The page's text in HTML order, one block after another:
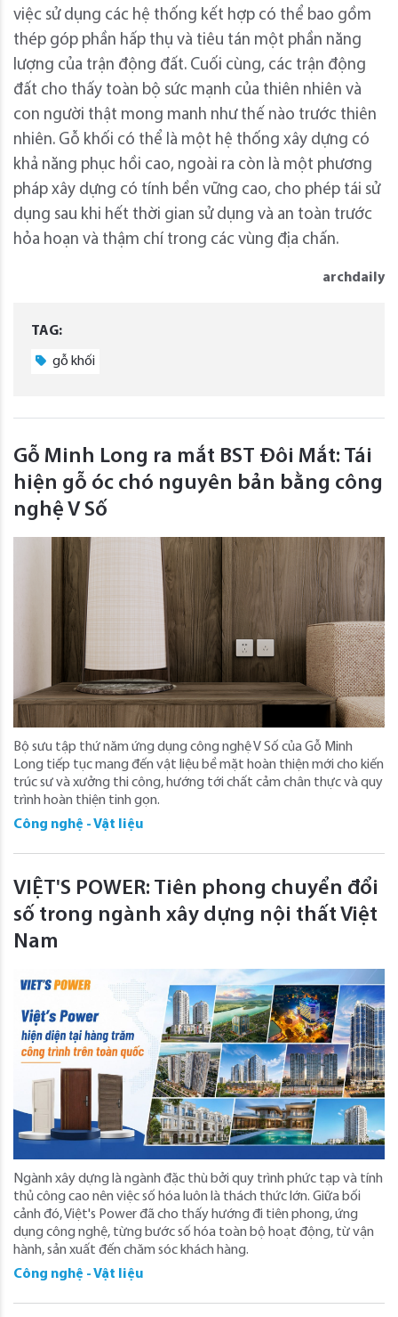
việc sử dụng các hệ thống kết hợp có thể bao gồm
thép góp phần hấp thụ và tiêu tán một phần năng
lượng của trận động đất. Cuối cùng, các trận động
đất cho thấy toàn bộ sức mạnh của thiên nhiên và
con người thật mong manh như thế nào trước thiên
nhiên. Gỗ khối có thể là một hệ thống xây dựng có
khả năng phục hồi cao, ngoài ra còn là một phương
pháp xây dựng có tính bền vững cao, cho phép tái sử
dụng sau khi hết thời gian sử dụng và an toàn trước
hỏa hoạn và thậm chí trong các vùng địa chấn.
archdaily
TAG:
gỗ khối
Gỗ Minh Long ra mắt BST Đôi Mắt: Tái
hiện gỗ óc chó nguyên bản bằng công
nghệ V Số
Bộ sưu tập thứ năm ứng dụng công nghệ V Số của Gỗ Minh
Long tiếp tục mang đến vật liệu bề mặt hoàn thiện mới cho kiến
trúc sư và xưởng thi công, hướng tới chất cảm chân thực và quy
trình hoàn thiện tinh gọn.
Công nghệ - Vật liệu
VIỆT'S POWER: Tiên phong chuyển đổi
số trong ngành xây dựng nội thất Việt
Nam
Ngành xây dựng là ngành đặc thù bởi quy trình phức tạp và tính
thủ công cao nên việc số hóa luôn là thách thức lớn. Giữa bối
cảnh đó, Việt's Power đã cho thấy hướng đi tiên phong, ứng
dụng công nghệ, từng bước số hóa toàn bộ hoạt động, từ vận
hành, sản xuất đến chăm sóc khách hàng.
Công nghệ - Vật liệu